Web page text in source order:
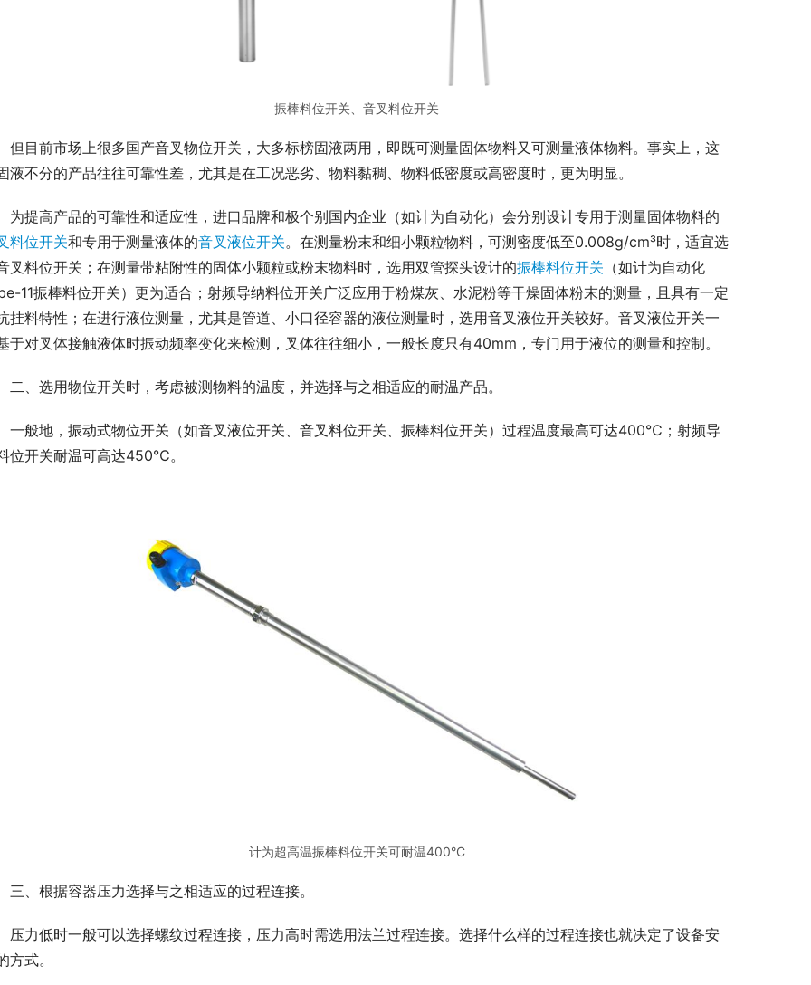
振棒料位开关、音叉料位开关
目前市场上很多国产音叉物位开关，大多标榜固液两用，即既可测量固体物料又可测量液体物料。事实上，这
液不分的产品往往可靠性差，尤其是在工况恶劣、物料黏稠、物料低密度或高密度时，更为明显。
提高产品的可靠性和适应性，进口品牌和极个别国内企业（如计为自动化）会分别设计专用于测量固体物料的
料位开关和专用于测量液体的音叉液位开关。在测量粉末和细小颗粒物料，可测密度低至0.008g/cm³时，适宜选
叉料位开关；在测量带粘附性的固体小颗粒或粉末物料时，选用双管探头设计的振棒料位开关 （如计为自动化
11振棒料位开关）更为适合；射频导纳料位开关广泛应用于粉煤灰、水泥粉等干燥固体粉末的测量，且具有一定
挂料特性；在进行液位测量，尤其是管道、小口径容器的液位测量时，选用音叉液位开关较好。音叉液位开关一
于对叉体接触液体时振动频率变化来检测，叉体往往细小，一般长度只有40mm，专门用于液位的测量和控制。
、选用物位开关时，考虑被测物料的温度，并选择与之相适应的耐温产品。
般地，振动式物位开关（如音叉液位开关、音叉料位开关、振棒料位开关）过程温度最高可达400℃；射频导
位开关耐温可高达450℃。
计为超高温振棒料位开关可耐温400°C
、根据容器压力选择与之相适应的过程连接。
力低时一般可以选择螺纹过程连接，压力高时需选用法兰过程连接。选择什么样的过程连接也就决定了设备安
方式。